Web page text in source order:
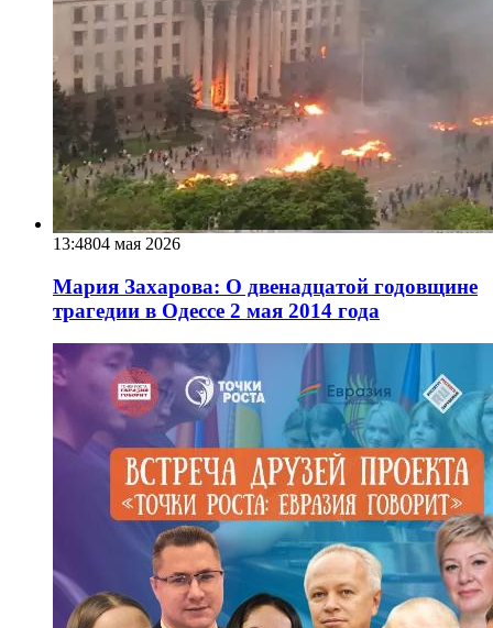
13:4804 мая 2026
Мария Захарова: О двенадцатой годовщине
трагедии в Одессе 2 мая 2014 года